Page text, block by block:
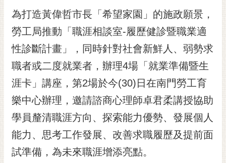
市政資訊
市民互動
黃
偉
哲
光
為打造黃偉哲市長「希望家園」的施政願景，
勞工局推動「職涯相談室-履歷健診暨職業適
性診斷計畫」，同時針對社會新鮮人、弱勢求
職者或二度就業者，辦理4場「就業準備暨生
涯卡」講座，第2場於今(30)日在南門勞工育
樂中心辦理，邀請諮商心理師卓君柔講授協助
學員釐清職涯方向、探索能力優勢、發展個人
能力、思考工作發展、改善求職履歷及提前面
試準備，為未來職涯增添亮點。